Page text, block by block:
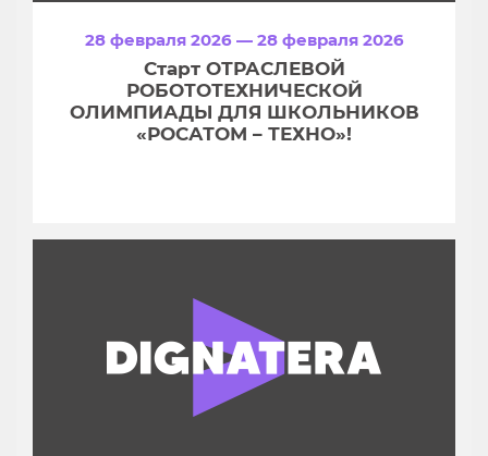
28 февраля 2026 — 28 февраля 2026
Старт ОТРАСЛЕВОЙ
РОБОТОТЕХНИЧЕСКОЙ
ОЛИМПИАДЫ ДЛЯ ШКОЛЬНИКОВ
«РОСАТОМ – ТЕХНО»!